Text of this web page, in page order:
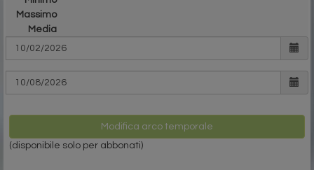
Massimo
Media
Modifica arco temporale
(disponibile solo per abbonati)